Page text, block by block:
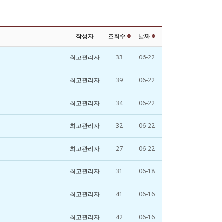
작성자 조회수 날짜
최고관리자 33 06-22
최고관리자 39 06-22
최고관리자 34 06-22
최고관리자 32 06-22
최고관리자 27 06-22
최고관리자 31 06-18
최고관리자 41 06-16
최고관리자 42 06-16